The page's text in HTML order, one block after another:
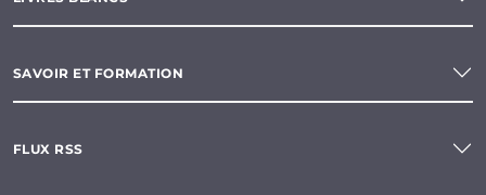
SAVOIR ET FORMATION
FLUX RSS